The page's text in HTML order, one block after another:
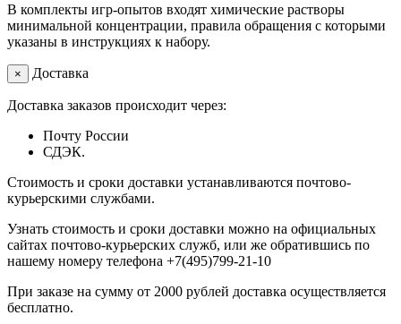
В комплекты игр-опытов входят химические растворы
минимальной концентрации, правила обращения с которыми
указаны в инструкциях к набору.
× Доставка
Доставка заказов происходит через:
Почту России
СДЭК.
Стоимость и сроки доставки устанавливаются почтово-
курьерскими службами.
Узнать стоимость и сроки доставки можно на официальных
сайтах почтово-курьерских служб, или же обратившись по
нашему номеру телефона +7(495)799-21-10
При заказе на сумму от 2000 рублей доставка осуществляется
бесплатно.